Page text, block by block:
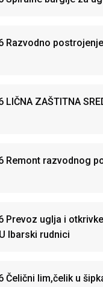
Razvodno
ZAŠTITNA
Remont razvodnog
Prevoz uglja i
Ibarski rudnici
Čelični lim,čelik u